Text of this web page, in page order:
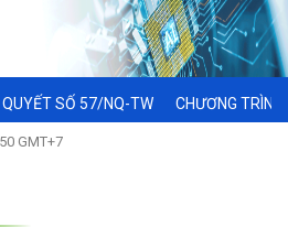
QUYẾT SỐ 57/NQ-TW CHƯƠNG
GMT+7